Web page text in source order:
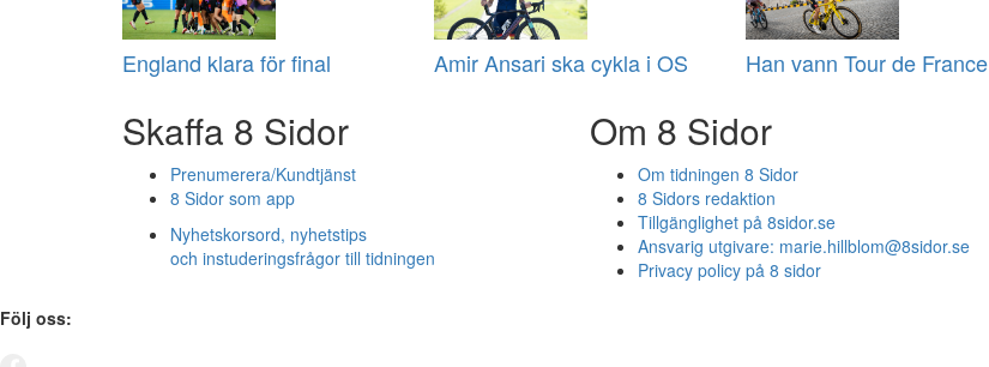
England klara för final Amir Ansari ska cykla i OS Han vann Tour de France
Skaffa 8 Sidor
Prenumerera/Kundtjänst
8 Sidor som app
Nyhetskorsord, nyhetstips
och instuderingsfrågor till tidningen
Om 8 Sidor
Om tidningen 8 Sidor
8 Sidors redaktion
Tillgänglighet på 8sidor.se
Ansvarig utgivare: marie.hillblom@8sidor.se
Privacy policy på 8 sidor
Följ oss: